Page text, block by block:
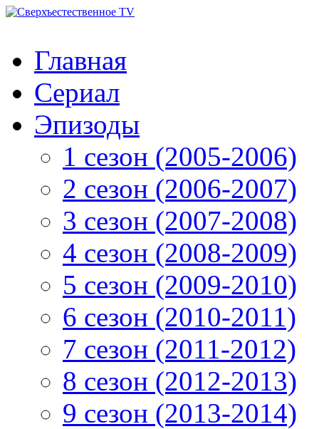
Главная
Сериал
Эпизоды
1 сезон (2005-2006)
2 сезон (2006-2007)
3 сезон (2007-2008)
4 сезон (2008-2009)
5 сезон (2009-2010)
6 сезон (2010-2011)
7 сезон (2011-2012)
8 сезон (2012-2013)
9 сезон (2013-2014)